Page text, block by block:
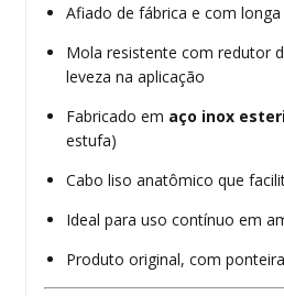
Afiado de fábrica e com longa
Mola resistente com redutor
leveza na aplicação
Fabricado em aço inox
estufa)
Cabo liso anatômico que
Ideal para uso contínuo em
Produto original, com